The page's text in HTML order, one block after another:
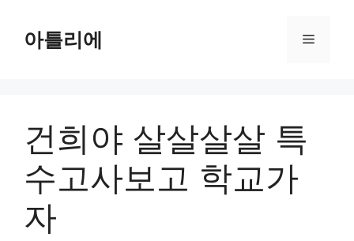
content아틀리에 Menu
건희야 살살살살 특
수고사보고 학교가
자